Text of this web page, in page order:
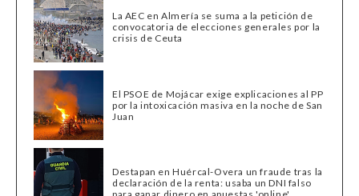
La AEC en Almería se suma a la petición de
convocatoria de elecciones generales por la
crisis de Ceuta
El PSOE de Mojácar exige explicaciones al PP
por la intoxicación masiva en la noche de San
Juan
Destapan en Huércal-Overa un fraude tras la
declaración de la renta: usaba un DNI falso